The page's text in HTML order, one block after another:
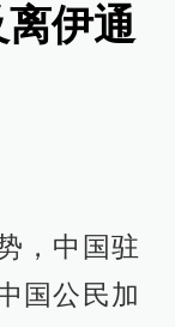
伊通
，中国驻
国公民加